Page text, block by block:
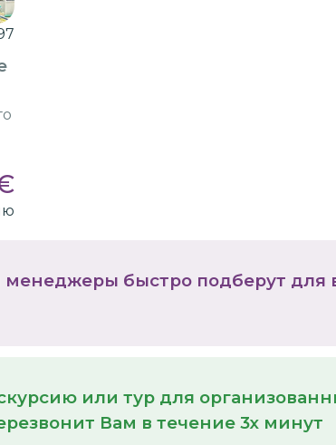
быстро подберут для
или тур для
Вам в течение 3х минут